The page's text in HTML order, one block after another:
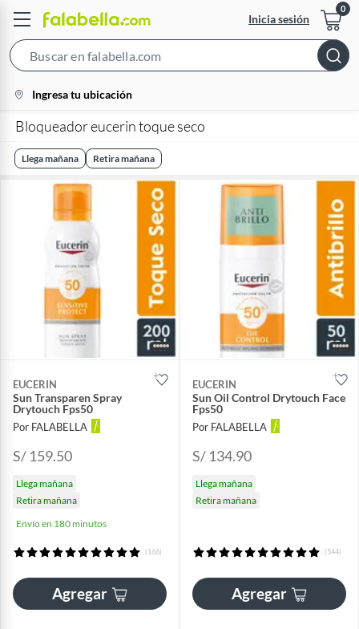
Inicia sesión
Bar
location-
icon
Ingresa tu ubicación
Bloqueador eucerin toque seco
Llega mañana Retira mañana
EUCERIN
Sun Transparen Spray
Drytouch Fps50
Por FALABELLA
S/ 159.50
Llega mañana
Retira mañana
Envío en 180 minutos
(166)
Agregar
EUCERIN
Sun Oil Control Drytouch Face
Fps50
Por FALABELLA
S/ 134.90
Llega mañana
Retira mañana
(544)
Agregar